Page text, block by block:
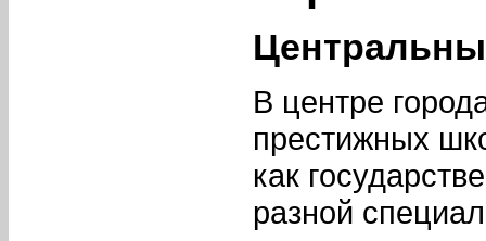
В центре
престижных
как
разной